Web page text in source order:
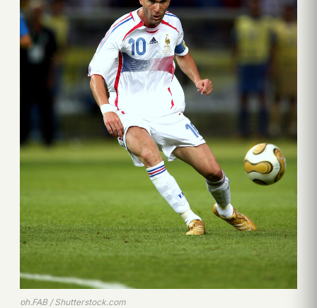
ph.FAB / Shutterstock.com